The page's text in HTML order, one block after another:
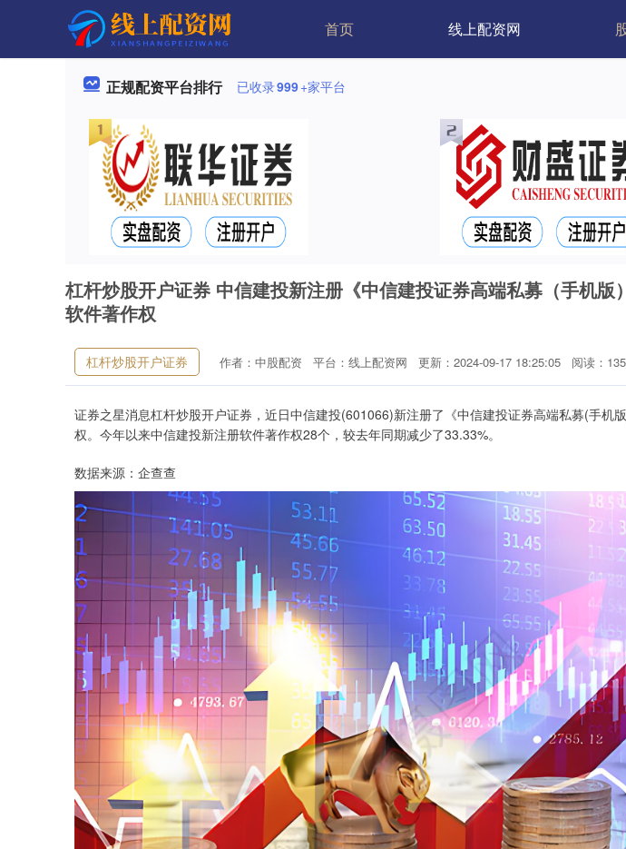
首页 线上配资网
正规配资平台排行 已收录999+家平台
杠杆炒股开户证券 中信建投新注册《中信建投证券高端私募（手机版
软件著作权
杠杆炒股开户证券 作者：中股配资 平台：线上配资网 更新：2024-09-17 18:25:05 阅读：135
证券之星消息杠杆炒股开户证券，近日中信建投(601066)新注册了《中信建投证券高端私募(手机
权。今年以来中信建投新注册软件著作权28个，较去年同期减少了33.33%。
数据来源：企查查